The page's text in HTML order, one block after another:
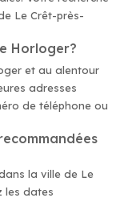
Le Crêt-près-
Horloger?
et au alentour
adresses
de téléphone ou
la ville de Le
les dates